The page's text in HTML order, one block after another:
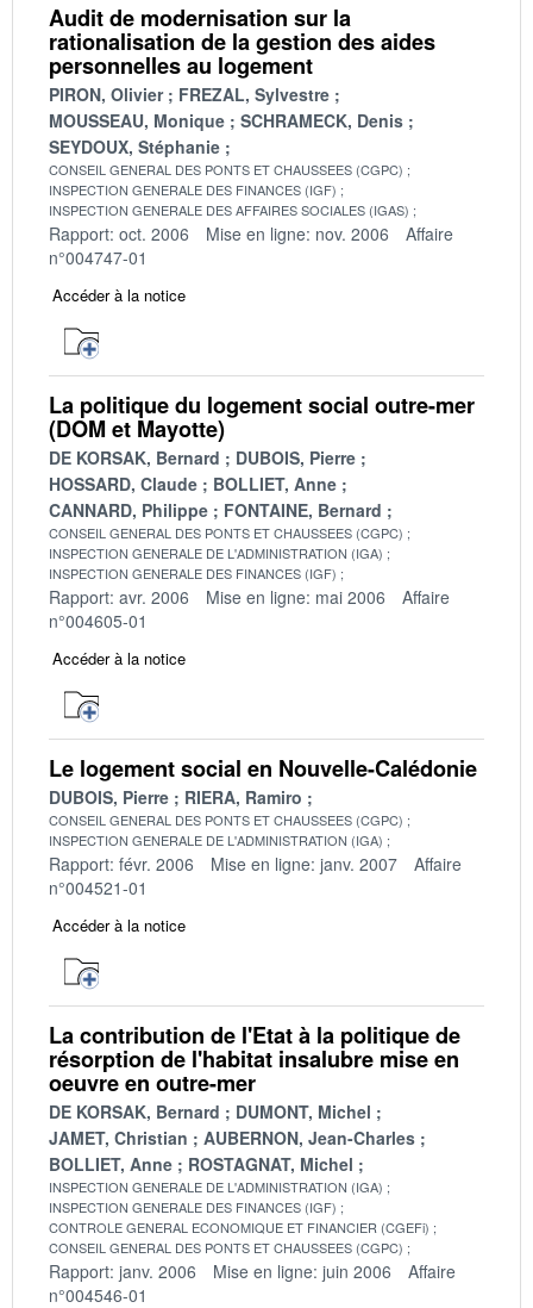
Audit de modernisation sur la
rationalisation de la gestion des aides
personnelles au logement
PIRON, Olivier
FREZAL, Sylvestre
MOUSSEAU, Monique
SCHRAMECK, Denis
SEYDOUX, Stéphanie
CONSEIL GENERAL DES PONTS ET CHAUSSEES (CGPC)
INSPECTION GENERALE DES FINANCES (IGF)
INSPECTION GENERALE DES AFFAIRES SOCIALES (IGAS)
Rapport: oct. 2006 Mise en ligne: nov. 2006
Affaire
n°004747-01
Accéder à la notice
La politique du logement social outre-mer
(DOM et Mayotte)
DE KORSAK, Bernard
DUBOIS, Pierre
HOSSARD, Claude
BOLLIET, Anne
CANNARD, Philippe
FONTAINE, Bernard
CONSEIL GENERAL DES PONTS ET CHAUSSEES (CGPC)
INSPECTION GENERALE DE L'ADMINISTRATION (IGA)
INSPECTION GENERALE DES FINANCES (IGF)
Rapport: avr. 2006 Mise en ligne: mai 2006
Affaire
n°004605-01
Accéder à la notice
Le logement social en Nouvelle-Calédonie
DUBOIS, Pierre RIERA, Ramiro
CONSEIL GENERAL DES PONTS ET CHAUSSEES (CGPC)
INSPECTION GENERALE DE L'ADMINISTRATION (IGA)
Rapport: févr. 2006 Mise en ligne: janv. 2007
Affaire
n°004521-01
Accéder à la notice
La contribution de l'Etat à la politique de
résorption de l'habitat insalubre mise en
oeuvre en outre-mer
DE KORSAK, Bernard
DUMONT, Michel
JAMET, Christian
AUBERNON, Jean-Charles
BOLLIET, Anne
ROSTAGNAT, Michel
INSPECTION GENERALE DE L'ADMINISTRATION (IGA)
INSPECTION GENERALE DES FINANCES (IGF)
CONTROLE GENERAL ECONOMIQUE ET FINANCIER (CGEFi)
CONSEIL GENERAL DES PONTS ET CHAUSSEES (CGPC)
Rapport: janv. 2006 Mise en ligne: juin 2006
Affaire
n°004546-01